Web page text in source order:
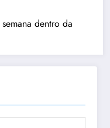
dentro da